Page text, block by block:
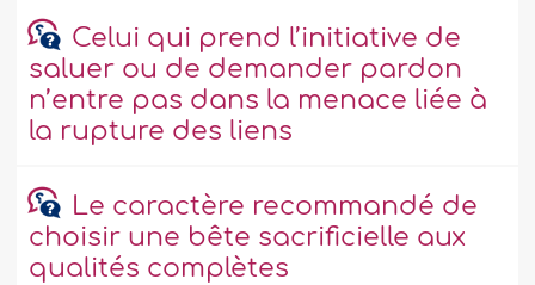
Celui qui prend l’initiative de
saluer ou de demander pardon
n’entre pas dans la menace liée à
la rupture des liens
Le caractère recommandé de
choisir une bête sacrificielle aux
qualités complètes